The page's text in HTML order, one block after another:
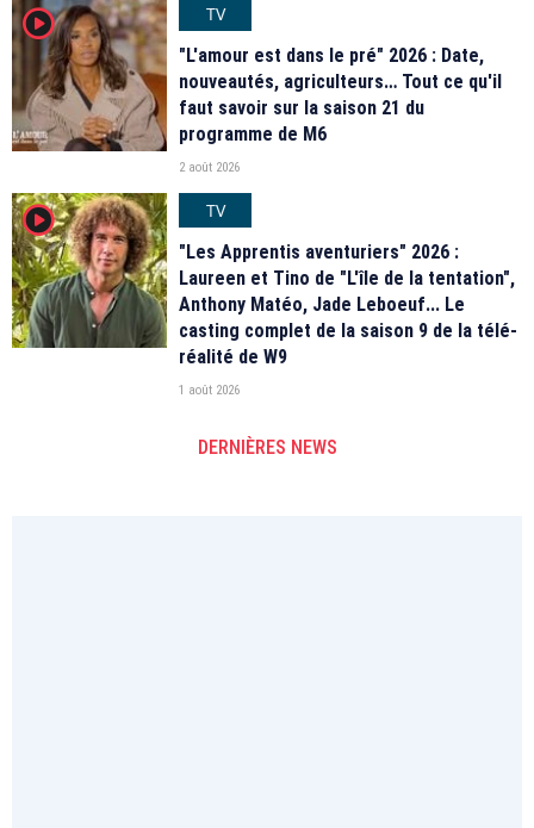
player2
TV
"L'amour est dans le pré" 2026 : Date,
nouveautés, agriculteurs… Tout ce qu'il
faut savoir sur la saison 21 du
programme de M6
2 août 2026
player2
TV
"Les Apprentis aventuriers" 2026 :
Laureen et Tino de "L'île de la tentation",
Anthony Matéo, Jade Leboeuf... Le
casting complet de la saison 9 de la télé-
réalité de W9
1 août 2026
DERNIÈRES NEWS